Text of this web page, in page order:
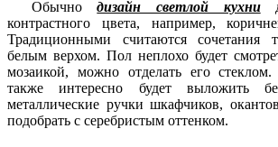
Обычнодизайн светлой кухни
контрастного цвета, например,
Традиционными считаются сочетания
белым верхом. Пол неплохо будет
мозаикой, можно отделать его
также интересно будет выложить
металлические ручки шкафчиков,
подобрать с серебристым оттенком.